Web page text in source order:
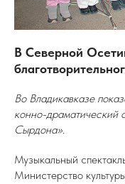
В Северной
Во Владикавказе
конно-драматический
Сырдона».
Музыкальный
Министерство